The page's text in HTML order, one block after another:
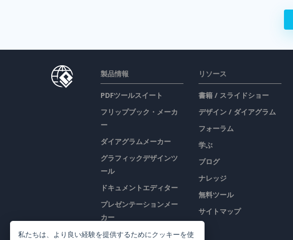
製品情報
PDFツールスイート
フリップブック・メーカ
ー
ダイアグラムメーカー
グラフィックデザインツ
ール
ドキュメントエディター
プレゼンテーションメー
カー
表計算エディター
リソース
書籍 / スライドショー
デザイン / ダイアグラム
フォーラム
学ぶ
ブログ
ナレッジ
無料ツール
サイトマップ
私たちは、より良い経験を提供するためにクッキーを使